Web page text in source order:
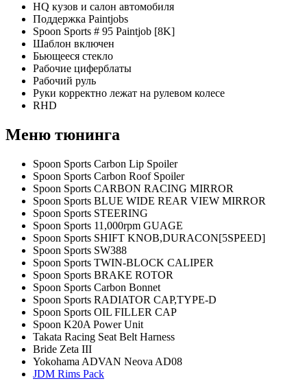
HQ кузов и салон автомобиля
Поддержка Paintjobs
Spoon Sports # 95 Paintjob [8K]
Шаблон включен
Бьющееся стекло
Рабочие циферблаты
Рабочий руль
Руки корректно лежат на рулевом колесе
RHD
Меню тюнинга
Spoon Sports Carbon Lip Spoiler
Spoon Sports Carbon Roof Spoiler
Spoon Sports CARBON RACING MIRROR
Spoon Sports BLUE WIDE REAR VIEW MIRROR
Spoon Sports STEERING
Spoon Sports 11,000rpm GUAGE
Spoon Sports SHIFT KNOB,DURACON[5SPEED]
Spoon Sports SW388
Spoon Sports TWIN-BLOCK CALIPER
Spoon Sports BRAKE ROTOR
Spoon Sports Carbon Bonnet
Spoon Sports RADIATOR CAP,TYPE-D
Spoon Sports OIL FILLER CAP
Spoon K20A Power Unit
Takata Racing Seat Belt Harness
Bride Zeta III
Yokohama ADVAN Neova AD08
JDM Rims Pack